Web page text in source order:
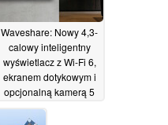
Waveshare: Nowy 4,3-
calowy inteligentny
wyświetlacz z Wi-Fi 6,
ekranem dotykowym i
opcjonalną kamerą 5
MP28/02/2026